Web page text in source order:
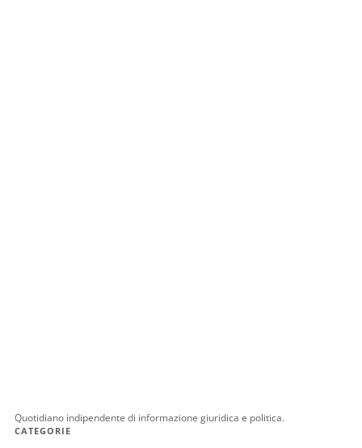
Quotidiano indipendente di informazione giuridica e politica.
CATEGORIE